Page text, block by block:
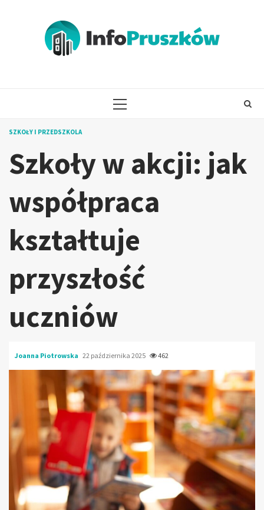
PRIMARY
SZKOŁY I PRZEDSZKOLA
Szkoły w akcji: jak
współpraca
kształtuje
przyszłość
uczniów
Joanna Piotrowska 22 października 2025 462